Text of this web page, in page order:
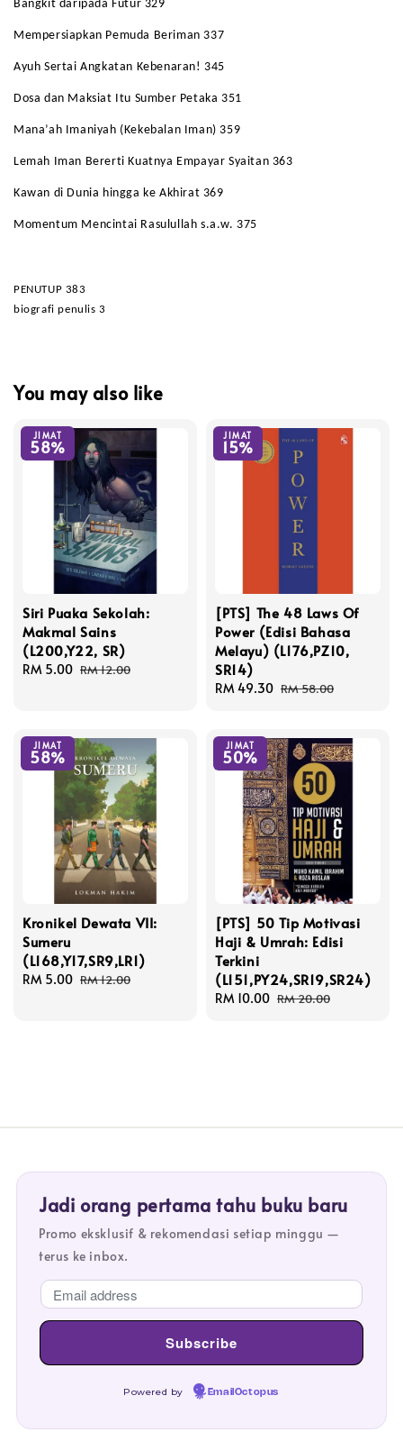
Bangkit daripada Futur 329
Mempersiapkan Pemuda Beriman 337
Ayuh Sertai Angkatan Kebenaran! 345
Dosa dan Maksiat Itu Sumber Petaka 351
Mana’ah Imaniyah (Kekebalan Iman) 359
Lemah Iman Bererti Kuatnya Empayar Syaitan 363
Kawan di Dunia hingga ke Akhirat 369
Momentum Mencintai Rasulullah s.a.w. 375
PENUTUP 383
biografi penulis 3
You may also like
JIMAT
58%
Siri Puaka Sekolah:
Makmal Sains
(L200,Y22, SR)
Sale
RM 5.00 Regular
RM 12.00
JIMAT
15%
[PTS] The 48 Laws Of
Power (Edisi Bahasa
Melayu) (L176,PZ10,
SR14)
Sale
RM 49.30 Regular
RM 58.00
JIMAT
58%
Kronikel Dewata VII:
Sumeru
(L168,Y17,SR9,LR1)
Sale
RM 5.00 Regular
RM 12.00
JIMAT
50%
[PTS] 50 Tip Motivasi
Haji & Umrah: Edisi
Terkini
(L151,PY24,SR19,SR24)
Sale
RM 10.00 Regular
RM 20.00
Jadi orang pertama tahu buku baru
Promo eksklusif & rekomendasi setiap minggu —
terus ke inbox.
Powered by EmailOctopus